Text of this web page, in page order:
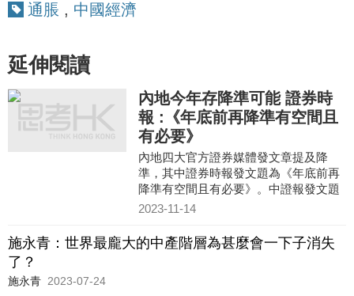
通脹 , 中國經濟
延伸閱讀
內地今年存降準可能 證券時
報 :《年底前再降準有空間且
有必要》
內地四大官方證券媒體發文章提及降
準，其中證券時報發文題為《年底前再
降準有空間且有必要》。中證報發文題
為《新增信貸有支撐第四季度降準仍可
2023-11-14
施永青：世界最龐大的中產階層為甚麼會一下子消失
了？
施永青 2023-07-24